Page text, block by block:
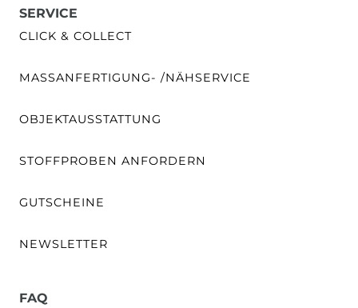
SERVICE
CLICK & COLLECT
MASSANFERTIGUNG- /NÄHSERVICE
OBJEKTAUSSTATTUNG
STOFFPROBEN ANFORDERN
GUTSCHEINE
NEWSLETTER
FAQ